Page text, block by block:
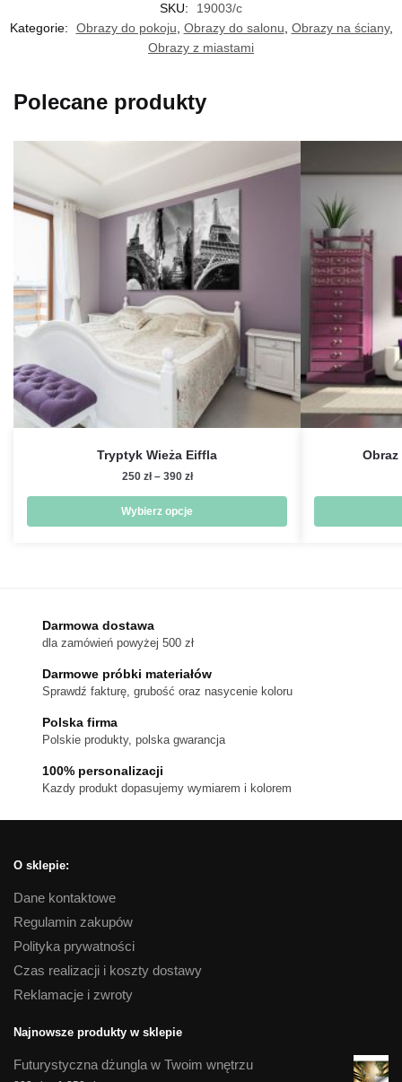
SKU:
19003/c
Kategorie:
Obrazy do pokoju Obrazy do salonu Obrazy na ściany,
Obrazy z miastami
Polecane produkty
Tryptyk Wieża Eiffla
250 zł – 390 złZakres
od
250 zł
Wybierz opcje
Opcje
można
wybrać
stronie
Darmowa dostawa
dla zamówień powyżej 500 zł
Darmowe próbki materiałów
Sprawdź fakturę, grubość oraz nasycenie koloru
Polska firma
Polskie produkty, polska gwarancja
100% personalizacji
Kazdy produkt dopasujemy wymiarem i kolorem
O sklepie:
Dane kontaktowe
Regulamin zakupów
Polityka prywatności
Czas realizacji i koszty dostawy
Reklamacje i zwroty
Najnowsze produkty w sklepie
Futurystyczna dżungla w Twoim wnętrzu